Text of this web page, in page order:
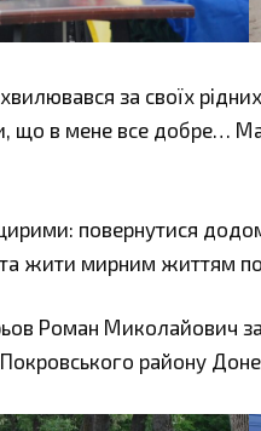
хвилювався за своїх
що в мене все добре…
повернутися
жити мирним життям
Роман Миколайович
Покровського району